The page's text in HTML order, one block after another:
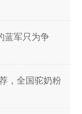
蓝军只为争
，全国驼奶粉